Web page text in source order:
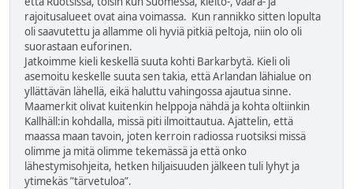
rajoitusalueet ovat aina voimassa. Kun rannikko sitten lopulta
oli saavutettu ja allamme oli hyviä pitkiä peltoja, niin olo oli
suorastaan euforinen.
Jatkoimme kieli keskellä suuta kohti Barkarbytä. Kieli oli
asemoitu keskelle suuta sen takia, että Arlandan lähialue on
yllättävän lähellä, eikä haluttu vahingossa ajautua sinne.
Maamerkit olivat kuitenkin helppoja nähdä ja kohta oltiinkin
Kallhäll:in kohdalla, missä piti ilmoittautua. Ajattelin, että
maassa maan tavoin, joten kerroin radiossa ruotsiksi missä
olimme ja mitä olimme tekemässä ja että onko
lähestymisohjeita, hetken hiljaisuuden jälkeen tuli lyhyt ja
ytimekäs ”tärvetuloa”.